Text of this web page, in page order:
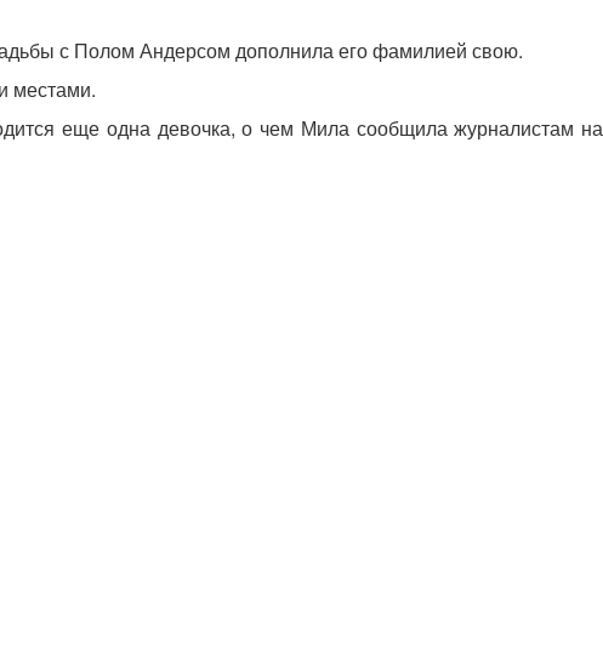
с Полом Андерсом дополнила его фамилией свою.
местами.
еще одна девочка, о чем Мила сообщила журналистам на